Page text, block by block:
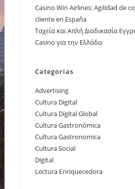
Casino Win Airlines: Agilidad de
cliente en España
Ταχεία και Απλή Διαδικασία
Casino για την Ελλάδα
Categorias
Advertising
Cultura Digital
Cultura Digital Global
Cultura Gastronómica
Cultura Gastronomica
Cultura Social
Digital
Lectura Enriquecedora